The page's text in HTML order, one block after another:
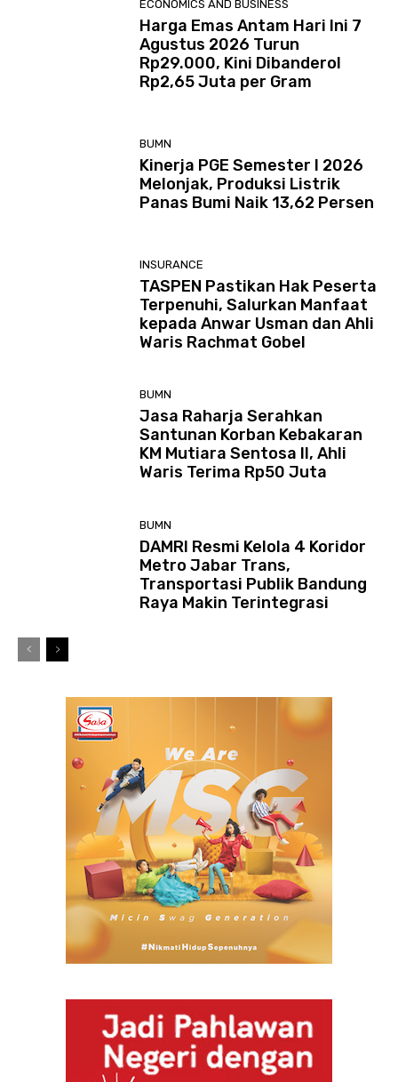
ECONOMICS AND BUSINESS
Harga Emas Antam Hari Ini 7
Agustus 2026 Turun
Rp29.000, Kini Dibanderol
Rp2,65 Juta per Gram
BUMN
Kinerja PGE Semester I 2026
Melonjak, Produksi Listrik
Panas Bumi Naik 13,62 Persen
INSURANCE
TASPEN Pastikan Hak Peserta
Terpenuhi, Salurkan Manfaat
kepada Anwar Usman dan Ahli
Waris Rachmat Gobel
BUMN
Jasa Raharja Serahkan
Santunan Korban Kebakaran
KM Mutiara Sentosa II, Ahli
Waris Terima Rp50 Juta
BUMN
DAMRI Resmi Kelola 4 Koridor
Metro Jabar Trans,
Transportasi Publik Bandung
Raya Makin Terintegrasi